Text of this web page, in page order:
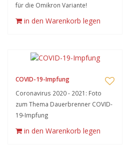
für die Omikron Variante!
in den Warenkorb legen
COVID-19-Impfung
Coronavirus 2020 - 2021: Foto
zum Thema Dauerbrenner COVID-
19-Impfung
in den Warenkorb legen